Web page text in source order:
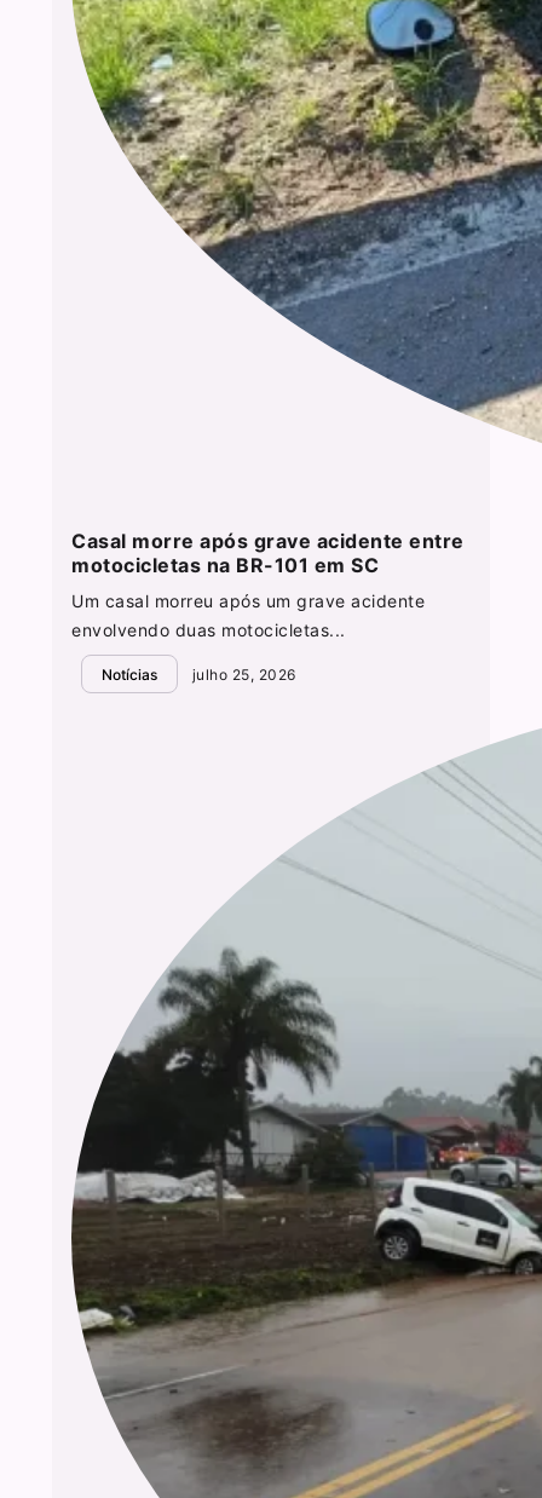
Casal morre após grave acidente entre
motocicletas na BR-101 em SC
Um casal morreu após um grave acidente
envolvendo duas motocicletas...
Notícias julho 25, 2026